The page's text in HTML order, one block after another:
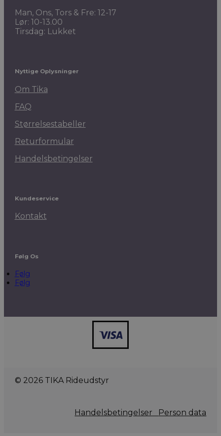
Man, Ons, Tors & Fre: 12-17
Lør: 10-13.00
Tirsdag: Lukket
Nyttige Oplysninger
Om Tika
FAQ
Størrelsestabeller
Returformular
Handelsbetingelser
Kundeservice
Kontakt
Følg Os
Følg
Følg
© 2026 TIKA Rideudstyr
Handelsbetingelser Person data